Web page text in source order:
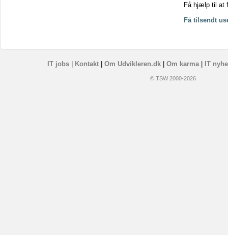
Få hjælp til at
Få tilsendt
IT jobs| Kontakt| Om Udvikleren.dk| Om karma| IT
© TSW 2000-2026